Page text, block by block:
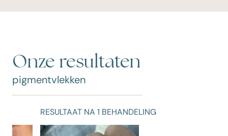
Onze resultaten
pigmentvlekken
RESULTAAT NA 1 BEHANDELING